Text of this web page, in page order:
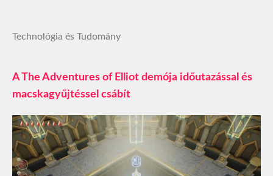
Technológia és Tudomány
A The Adventures of Elliot demója időutazással és
macskagyűjtéssel csábít